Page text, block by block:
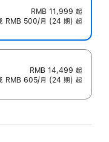
RMB 11,999 起
RMB 500/月 (24 期) 起
RMB 14,499 起
RMB 605/月 (24 期) 起